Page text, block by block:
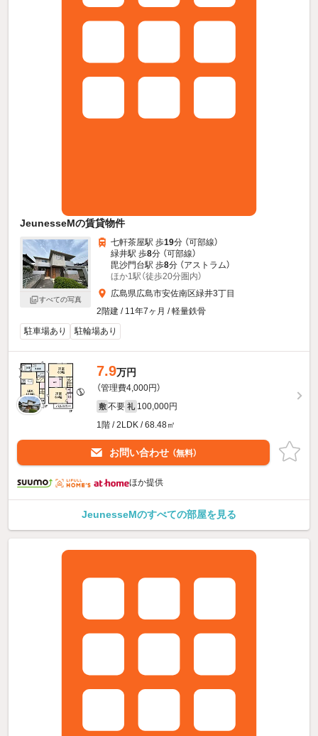
JeunesseMの賃貸物件
すべての写真
七軒茶屋駅 歩19分 （可部線）
緑井駅 歩8分 （可部線）
毘沙門台駅 歩8分 （アストラム）
ほか1駅（徒歩20分圏内）
広島県広島市安佐南区緑井3丁目
2階建 / 11年7ヶ月 / 軽量鉄骨
駐車場あり
駐輪場あり
7.9万円
（管理費4,000円）
敷 不要 礼 100,000円
1階 / 2LDK / 68.48㎡
お問い合わせ （無料）
ほか提供
JeunesseMのすべての部屋を見る